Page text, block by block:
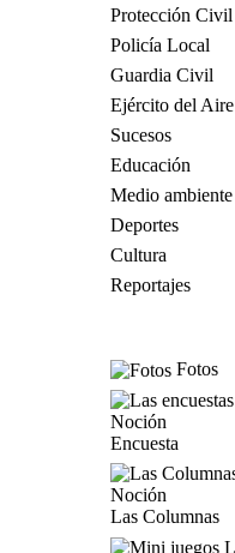
Protección Civil
Policía Local
Guardia Civil
Ejército del Aire
Sucesos
Educación
Medio ambiente
Deportes
Cultura
Reportajes
Fotos
Encuesta
Las Columnas